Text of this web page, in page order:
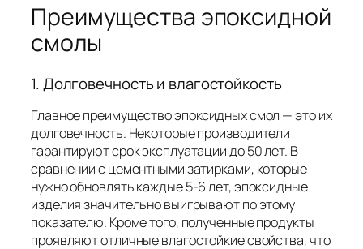
Преимущества эпоксидной
смолы
1. Долговечность и влагостойкость
Главное преимущество эпоксидных смол — это их
долговечность. Некоторые производители
гарантируют срок эксплуатации до 50 лет. В
сравнении с цементными затирками, которые
нужно обновлять каждые 5-6 лет, эпоксидные
изделия значительно выигрывают по этому
показателю. Кроме того, полученные продукты
проявляют отличные влагостойкие свойства, что